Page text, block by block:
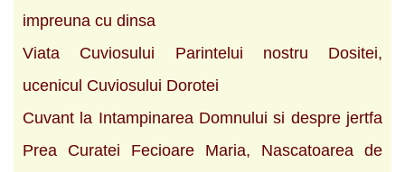
impreuna cu dinsa
Viata Cuviosului Parintelui nostru Dositei,
ucenicul Cuviosului Dorotei
Cuvant la Intampinarea Domnului si despre jertfa
Prea Curatei Fecioare Maria, Nascatoarea de